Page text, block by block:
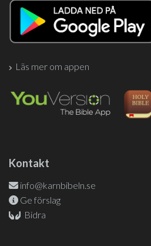
Läs mer om appen
Kontakt
info@karnbibeln.se
Ge förslag
Bidra